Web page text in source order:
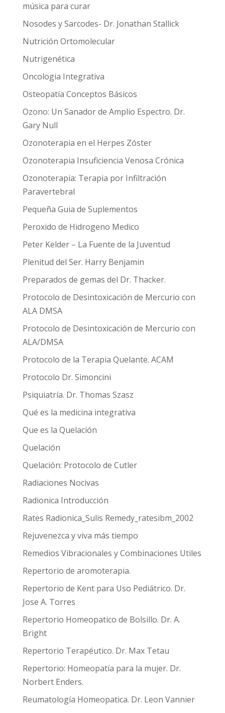
música para curar
Nosodes y Sarcodes- Dr. Jonathan Stallick
Nutrición Ortomolecular
Nutrigenética
Oncologia Integrativa
Osteopatía Conceptos Básicos
Ozono: Un Sanador de Amplio Espectro. Dr.
Gary Null
Ozonoterapia en el Herpes Zóster
Ozonoterapia Insuficiencia Venosa Crónica
Ozonoterapia: Terapia por Infiltración
Paravertebral
Pequeña Guia de Suplementos
Peroxido de Hidrogeno Medico
Peter Kelder – La Fuente de la Juventud
Plenitud del Ser. Harry Benjamin
Preparados de gemas del Dr. Thacker.
Protocolo de Desintoxicación de Mercurio con
ALA DMSA
Protocolo de Desintoxicación de Mercurio con
ALA/DMSA
Protocolo de la Terapia Quelante. ACAM
Protocolo Dr. Simoncini
Psiquiatría. Dr. Thomas Szasz
Qué es la medicina integrativa
Que es la Quelación
Quelación
Quelación: Protocolo de Cutler
Radiaciones Nocivas
Radionica Introducción
Rates Radionica_Sulis Remedy_ratesibm_2002
Rejuvenezca y viva más tiempo
Remedios Vibracionales y Combinaciones Utiles
Repertorio de aromoterapia.
Repertorio de Kent para Uso Pediátrico. Dr.
Jose A. Torres
Repertorio Homeopatico de Bolsillo. Dr. A.
Bright
Repertorio Terapéutico. Dr. Max Tetau
Repertorio: Homeopatía para la mujer. Dr.
Norbert Enders.
Reumatología Homeopatica. Dr. Leon Vannier